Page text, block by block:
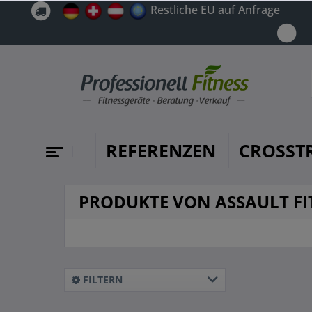
Restliche EU auf Anfrage
REFERENZEN
PRODUKTE VON ASSAULT
FILTERN